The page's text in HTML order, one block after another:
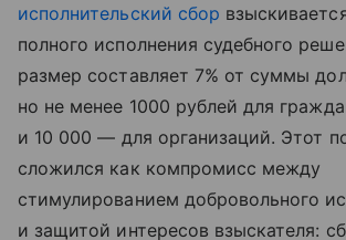
исполнительский сбор
полного исполнения судебного
размер составляет 7% от суммы
но не менее 1000 рублей для
и 10 000 — для организаций. Этот
сложился как компромисс между
стимулированием добровольного
и защитой интересов взыскателя: